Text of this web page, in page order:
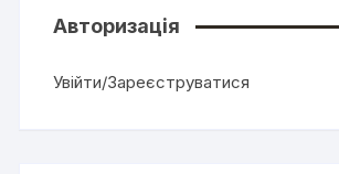
Авторизація
Увійти/Зареєструватися